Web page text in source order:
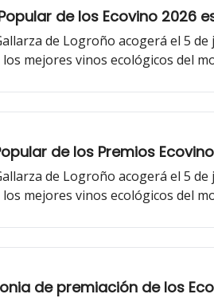
de los Ecovino 2026
de Logroño acogerá el 5
mejores vinos ecológicos del
de los Premios
de Logroño acogerá el 5
mejores vinos ecológicos del
de premiación de los